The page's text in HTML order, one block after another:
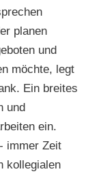
planen
und
möchte, legt
Ein breites
und
ein.
immer Zeit
kollegialen